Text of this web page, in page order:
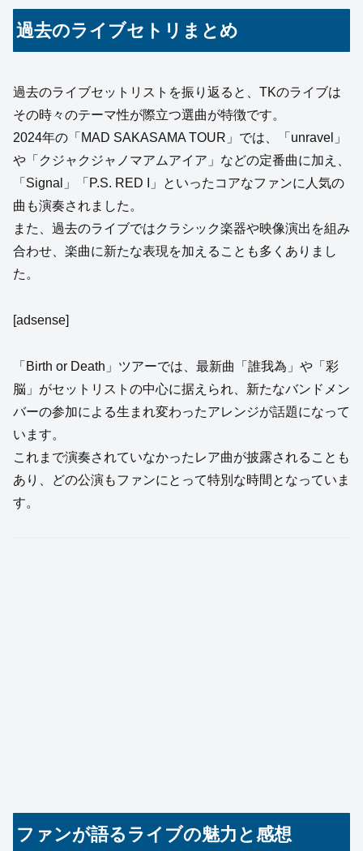
過去のライブセトリまとめ
過去のライブセットリストを振り返ると、TKのライブは
その時々のテーマ性が際立つ選曲が特徴です。
2024年の「MAD SAKASAMA TOUR」では、「unravel」
や「クジャクジャノマアムアイア」などの定番曲に加え、
「Signal」「P.S. RED I」といったコアなファンに人気の
曲も演奏されました。
また、過去のライブではクラシック楽器や映像演出を組み
合わせ、楽曲に新たな表現を加えることも多くありまし
た。
[adsense]
「Birth or Death」ツアーでは、最新曲「誰我為」や「彩
脳」がセットリストの中心に据えられ、新たなバンドメン
バーの参加による生まれ変わったアレンジが話題になって
います。
これまで演奏されていなかったレア曲が披露されることも
あり、どの公演もファンにとって特別な時間となっていま
す。
ファンが語るライブの魅力と感想